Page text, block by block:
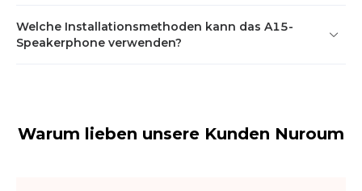
Nachhallunterdrückung：
legen
Windows/MacOS/Linux/
Welche Installationsmethoden kann das A15-
Speakerphone verwenden?
Warum lieben unsere Kunden Nuroum